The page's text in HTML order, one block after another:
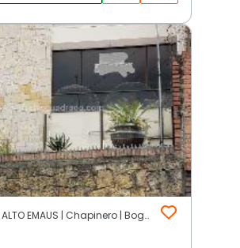
CHAPINERO ALTO EMAUS | Chapinero | Bogotá D.C.